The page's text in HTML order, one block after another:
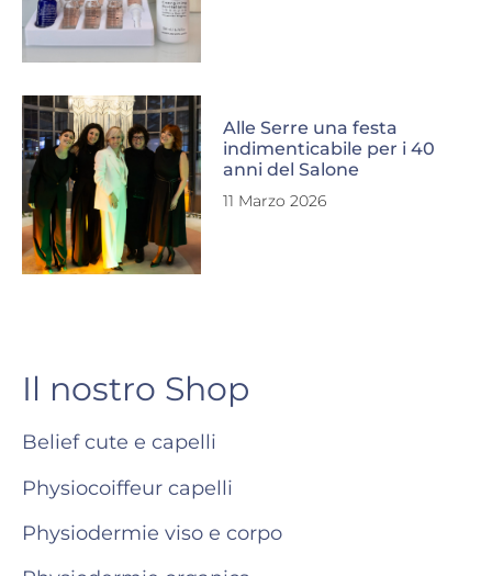
Alle Serre una festa
indimenticabile per i 40
anni del Salone
11 Marzo 2026
Il nostro Shop
Belief cute e capelli
Physiocoiffeur capelli
Physiodermie viso e corpo